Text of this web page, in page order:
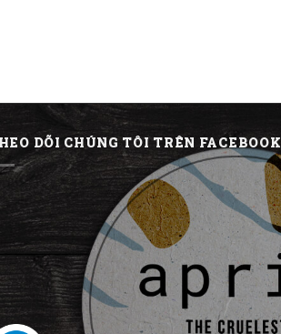
DÕI CHÚNG TÔI TRÊN FACEBOOK